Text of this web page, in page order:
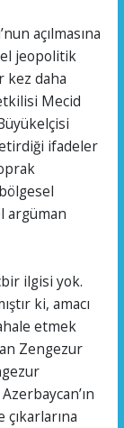
açılmasına
jeopolitik
kez daha
Mecid
ifadeler
argüman
ilgisi yok.
ki, amacı
etmek
Zengezur